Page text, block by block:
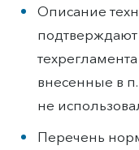
Описание
внесенные в
не
Перечень